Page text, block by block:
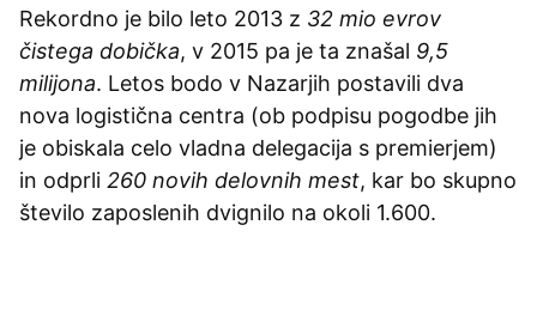
Rekordno je bilo leto 2013 z 32 mio evrov
čistega dobička, v 2015 pa je ta znašal 9,5
milijona. Letos bodo v Nazarjih postavili dva
nova logistična centra (ob podpisu pogodbe jih
je obiskala celo vladna delegacija s premierjem)
in odprli 260 novih delovnih mest, kar bo skupno
število zaposlenih dvignilo na okoli 1.600.